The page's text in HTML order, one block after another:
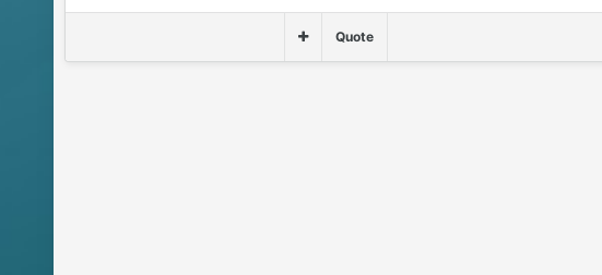
Quote